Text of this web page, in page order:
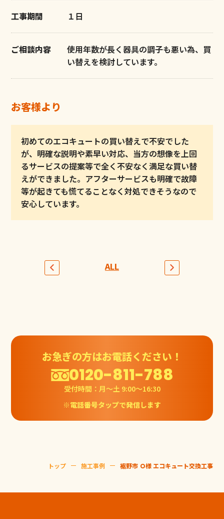
工事期間 １日
ご相談内容
使用年数が長く器具の調子も悪い為、買
い替えを検討しています。
お客様より
初めてのエコキュートの買い替えで不安でした
が、明確な説明や素早い対応、当方の想像を上回
るサービスの提案等で全く不安なく満足な買い替
えができました。アフターサービスも明確で故障
等が起きても慌てることなく対処できそうなので
安心しています。
ALL
お急ぎの方はお電話ください！
0120-811-788
受付時間：月〜土 9:00〜16:30
※電話番号タップで発信します
トップ 施工事例 裾野市 Ｏ様 エコキュート交換工事